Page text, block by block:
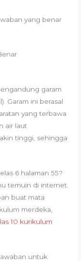
yang benar
garam
Garam ini berasal
yang terbawa
air laut
tinggi, sehingga
6 halaman 55?
temuin di internet.
buat mata
merdeka,
10 kurikulum
untuk